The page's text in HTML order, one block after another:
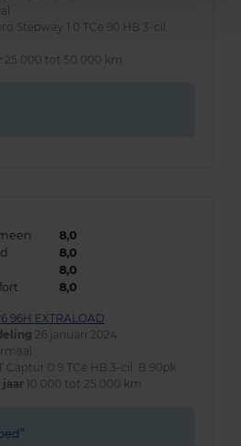
Stepway 1.0 TCe 90 HB 3-cil.
25.000 tot 50.000 km
8,0
8,0
8,0
8,0
96H EXTRALOAD
26 januari 2024
Captur 0.9 TCe HB 3-cil. B 90pk
10.000 tot 25.000 km